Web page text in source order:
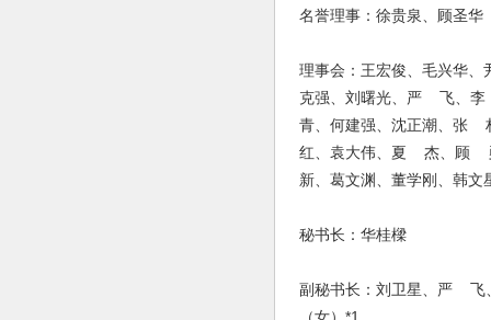
名誉理事：徐贵泉、顾圣华
理事会：王宏俊、毛兴华
克强、刘曙光、严 飞、
青、何建强、沈正潮、张
红、袁大伟、夏 杰、顾
新、葛文渊、董学刚、韩文
秘书长：华桂樑
副秘书长：刘卫星、严